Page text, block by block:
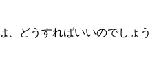
は、どうすればいいのでし